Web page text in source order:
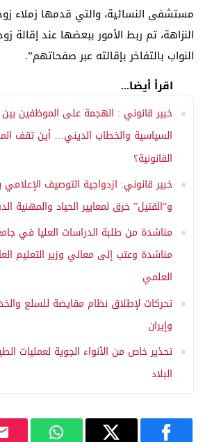
مستشفى النسائية، والتي قدمها زملاء
النزاهة، تم ربط الأمور ببعضها عند إقالة
النواب بالتفاخر بإقالته عبر صفحاتهم”.
اقرأ أيضا...
خبير قانوني : الهجمة على الموظفين
السياسية والخطاب الديني… أين تقف
القانونية؟
خبير قانوني: ازدواجية التوصيف
و“القتيل” خرق لمعايير الحياد والمهنية
مناشدة من طلبة الدراسات العليا في
مناشدة وعتب إلى معالي وزير التعليم
العلمي
تحركات لإطلاق نظام مقايضة للسلع
وإيران
تحذير خاص من الأنواء الجوية لعمليات
البلاد